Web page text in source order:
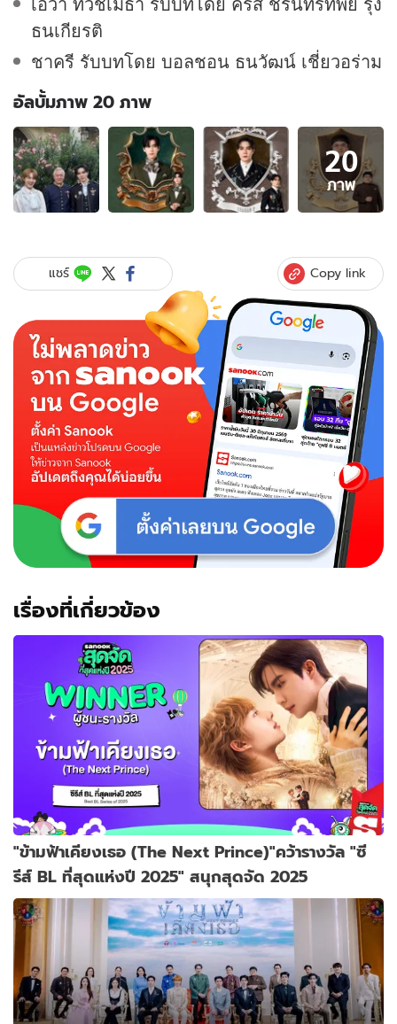
ธนเกียรติ
ชาครี รับบทโดย บอลชอน ธนวัฒน์ เชี่ยวอร่าม
อัลบั้มภาพ 20 ภาพ
อัลบั้ม
ภาพ
20
ภาพ
ของ
ข้าม
ฟ้า
เธอ
The
Next
Prince
(2025)
วาย
แมน
ติ
ราม่
า
คชั่น
20
ภาพ
แชร์ Copy link
เรื่องที่เกี่ยวข้อง
"ข้ามฟ้าเคียงเธอ (The Next Prince)"คว้ารางวัล "ซี
รีส์ BL ที่สุดแห่งปี 2025" สนุกสุดจัด 2025